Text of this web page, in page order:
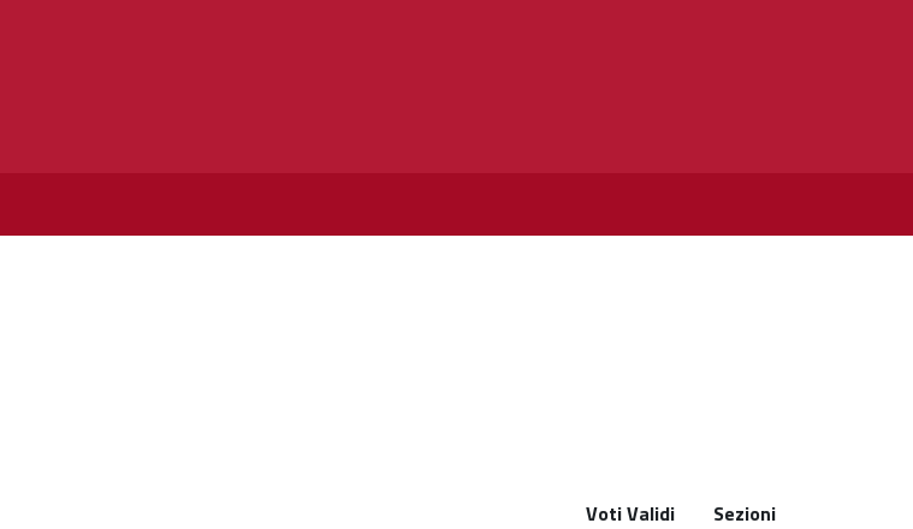
Voti Validi Sezioni